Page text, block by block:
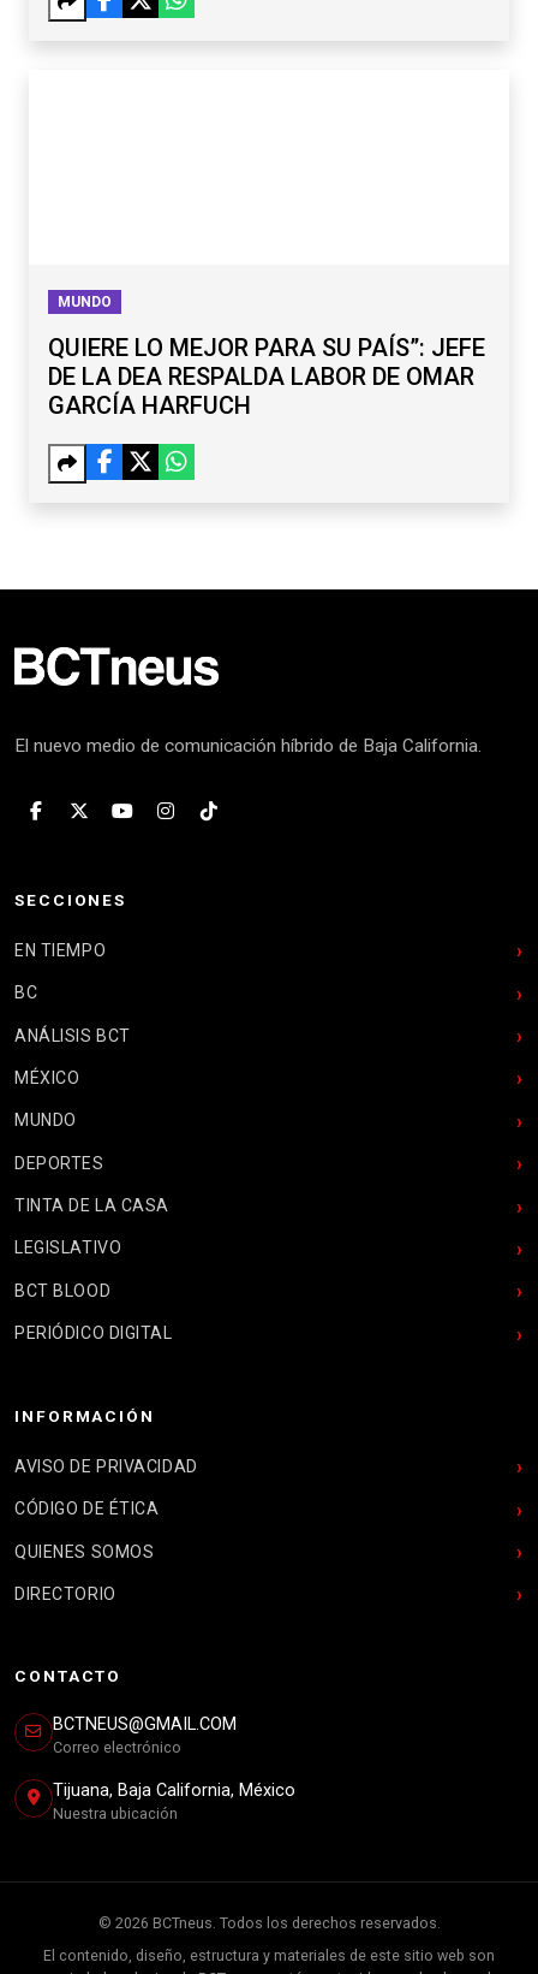
MUNDO
QUIERE LO MEJOR PARA SU PAÍS”: JEFE
DE LA DEA RESPALDA LABOR DE OMAR
GARCÍA HARFUCH
El nuevo medio de comunicación híbrido de Baja California.
SECCIONES
EN TIEMPO
BC
ANÁLISIS BCT
MÉXICO
MUNDO
DEPORTES
TINTA DE LA CASA
LEGISLATIVO
BCT BLOOD
PERIÓDICO DIGITAL
INFORMACIÓN
AVISO DE PRIVACIDAD
CÓDIGO DE ÉTICA
QUIENES SOMOS
DIRECTORIO
CONTACTO
BCTNEUS@GMAIL.COM
Correo electrónico
Tijuana, Baja California, México
Nuestra ubicación
© 2026 BCTneus. Todos los derechos reservados.
El contenido, diseño, estructura y materiales de este sitio web son